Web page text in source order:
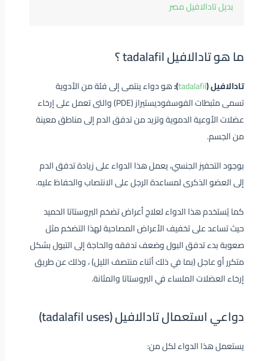
بديل تادالافيل مصر
ما هو تادالافيل tadalafil ؟
تادالافيل (tadalafil
):هو دواء ينتمى إلى فئة من الأدوية
تسمى مثبطات الفوسفوديستيراز (PDE) والتى تعمل على إرخاء
عضلات الأوعية الدموية وتزيد من تدفق الدم إلى مناطق معينة
من الجسم.
بوجود التحفيز الجنسي، يعمل هذا الدواء على زيادة تدفق الدم
إلى العضو الذكرى لمساعدة الرجل على الانتصاب والحفاظ عليه.
كما يُستخدم هذا الدواء لعلاج أعراض تضخم البروستاتا الحميد
حيث تساعد على تخفيف الأعراض المصاحبة لهذا التضخم مثل
صعوبة بدء تدفق البول وضعف تدفقه والحاجة إلى التبول بشكل
متكرر أو عاجل (بما في ذلك أثناء منتصف الليل) ، وذلك عن طريق
إرخاء العضلات الملساء في البروستاتا والمثانة.
دواعي استعمال تادالافيل (tadalafil uses)
يستعمل هذا الدواء لكل من: